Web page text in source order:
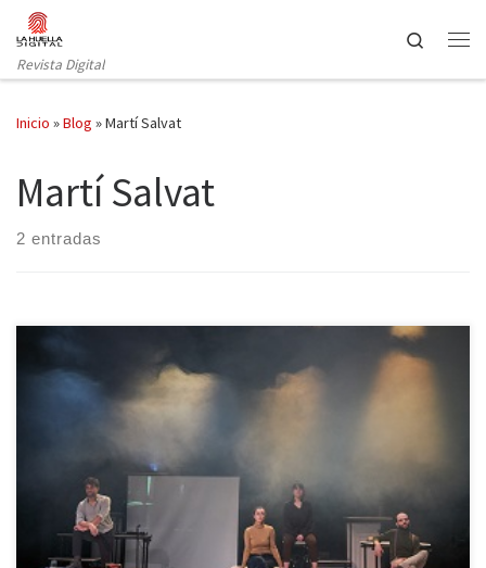
Saltar al contenido
Revista Digital
Search
Inicio »Blog »Martí Salvat
Martí Salvat
2 entradas
“celebrar” sea un tanto desafortunada) el ochenta aniversario del
exilio republicano de 1939. Fueron numerosos los actos que se
organizaron a nivel internacional, y también bastantes los
espectáculos que pudieron verse relacionados, de un modo u
otro, con el […]